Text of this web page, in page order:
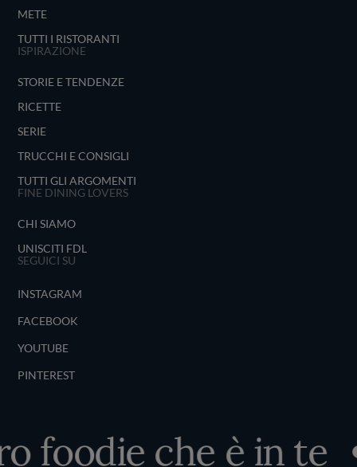
METE
TUTTI I RISTORANTI
ISPIRAZIONE
STORIE E TENDENZE
RICETTE
SERIE
TRUCCHI E CONSIGLI
TUTTI GLI ARGOMENTI
FINE DINING LOVERS
CHI SIAMO
UNISCITI FDL
SEGUICI SU
INSTAGRAM
FACEBOOK
YOUTUBE
PINTEREST
foodie che è in te